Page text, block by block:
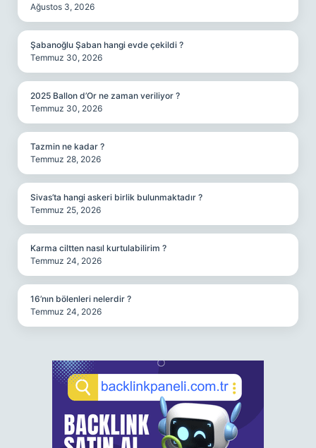
Ağustos 3, 2026
Şabanoğlu Şaban hangi evde çekildi ?
Temmuz 30, 2026
2025 Ballon d’Or ne zaman veriliyor ?
Temmuz 30, 2026
Tazmin ne kadar ?
Temmuz 28, 2026
Sivas’ta hangi askeri birlik bulunmaktadır ?
Temmuz 25, 2026
Karma ciltten nasıl kurtulabilirim ?
Temmuz 24, 2026
16’nın bölenleri nelerdir ?
Temmuz 24, 2026